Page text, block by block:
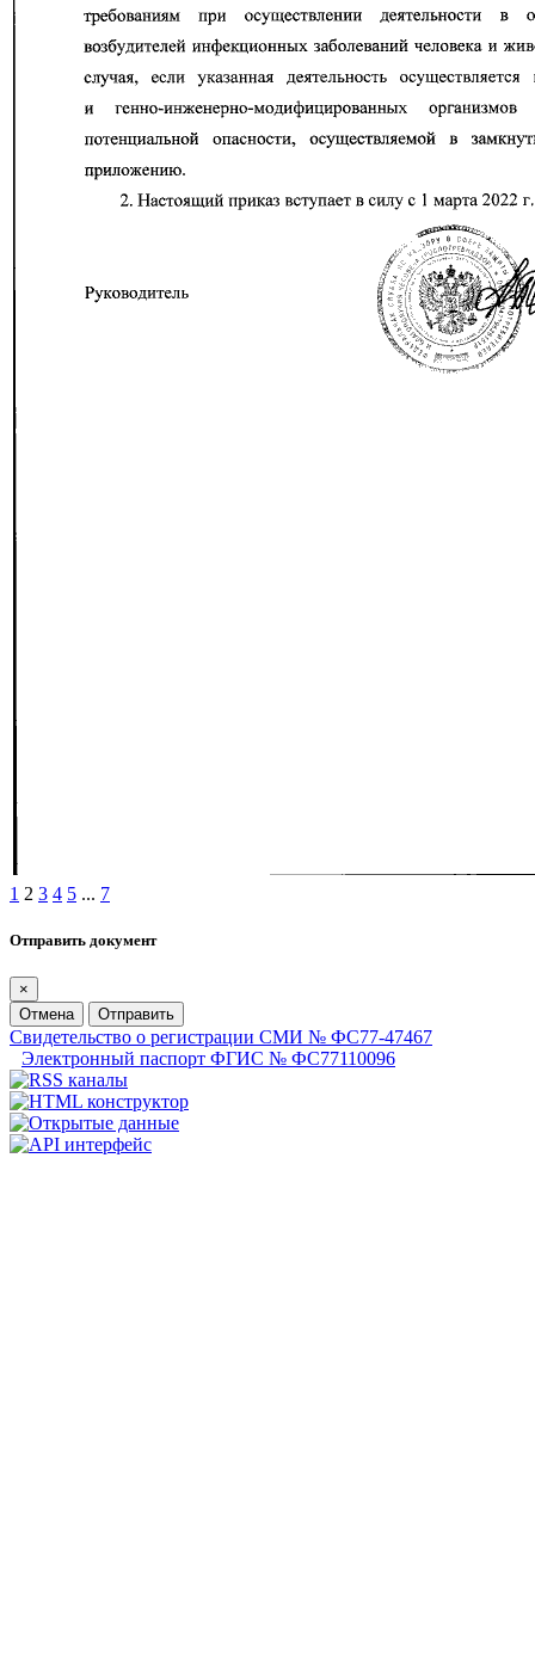
1 2 3 4 5 ... 7
Отправить документ
×
Отмена
Отправить
Свидетельство о регистрации СМИ № ФС77-47467
Электронный паспорт ФГИС № ФС77110096